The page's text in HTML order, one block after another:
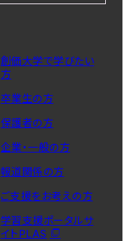
創価大学で学びたい
方
卒業生の方
保護者の方
企業・一般の方
報道関係の方
ご支援をお考えの方
学習支援ポータルサ
イトPLAS